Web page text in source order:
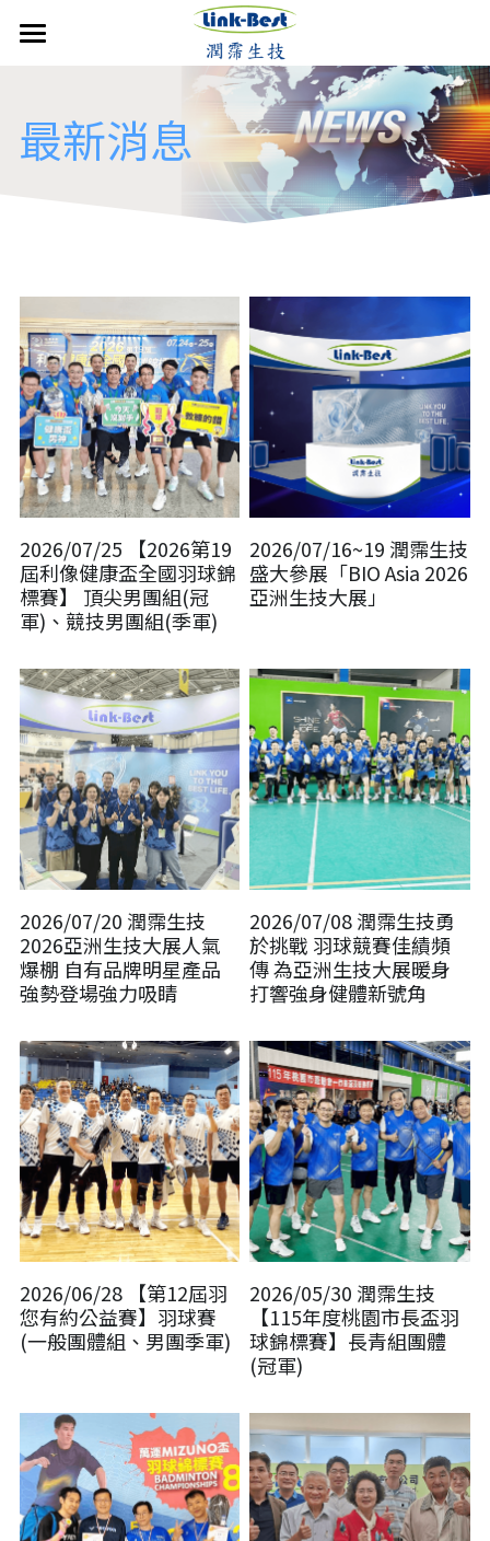
潤霈快訊
活動集錦
運動賽事
歷年新聞
合作計畫
專業證書
保養系列
防蚊產品
醫美產品
牙科產品
外科產品
血球細胞分離機
聯絡潤霈
搜索
最新消息
2026/07/25 【2026第19
屆利像健康盃全國羽球錦
標賽】 頂尖男團組(冠
軍)、競技男團組(季軍)
2026/07/16~19 潤霈生技
盛大參展「BIO Asia 2026
亞洲生技大展」
2026/07/20 潤霈生技
2026亞洲生技大展人氣
爆棚 自有品牌明星產品
強勢登場強力吸睛
2026/07/08 潤霈生技勇
於挑戰 羽球競賽佳績頻
傳 為亞洲生技大展暖身
打響強身健體新號角
2026/06/28 【第12屆羽
您有約公益賽】羽球賽
(一般團體組、男團季軍)
2026/05/30 潤霈生技
【115年度桃園市長盃羽
球錦標賽】長青組團體
(冠軍)
部落格分類
媒體報導
歷年新聞
運動賽事